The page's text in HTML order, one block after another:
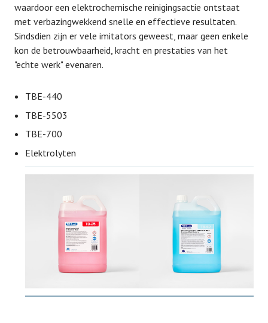
waardoor een elektrochemische reinigingsactie ontstaat
met verbazingwekkend snelle en effectieve resultaten.
Sindsdien zijn er vele imitators geweest, maar geen enkele
kon de betrouwbaarheid, kracht en prestaties van het
"echte werk" evenaren.
TBE-440
TBE-5503
TBE-700
Elektrolyten